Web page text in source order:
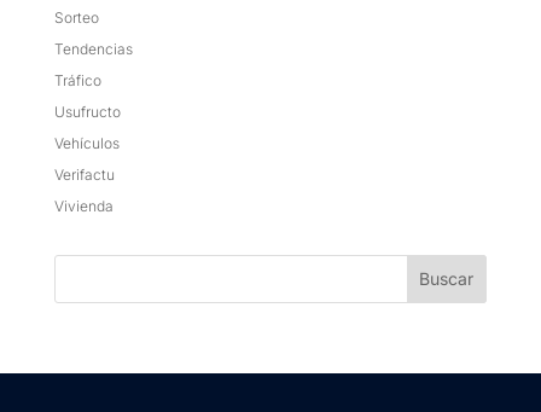
Sorteo
Tendencias
Tráfico
Usufructo
Vehículos
Verifactu
Vivienda